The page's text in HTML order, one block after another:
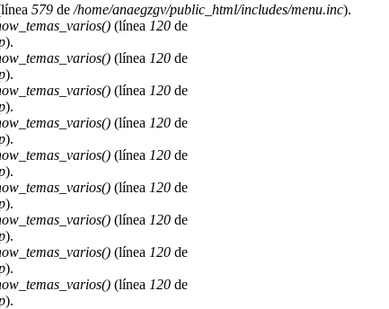
579 de /home/anaegzgv/public_html/includes/menu.inc).
(línea 120de
).
(línea 120de
).
(línea 120de
).
(línea 120de
).
(línea 120de
).
(línea 120de
).
(línea 120de
).
(línea 120de
).
(línea 120de
).